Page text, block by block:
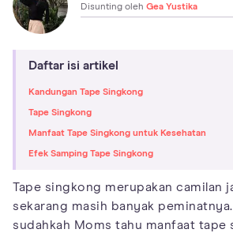
Disunting oleh Gea Yustika
Daftar isi artikel
Kandungan Tape Singkong
Tape Singkong
Manfaat Tape Singkong untuk Kesehatan
Efek Samping Tape Singkong
Tape singkong merupakan camilan
sekarang masih banyak
sudahkah Moms tahu manfaat tape